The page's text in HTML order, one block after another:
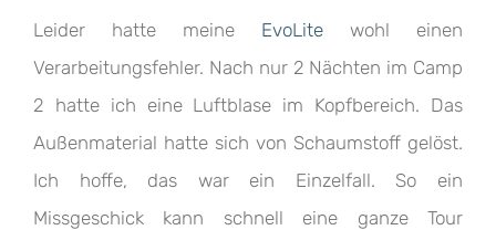
Leider hatte meine EvoLite wohl einen
Verarbeitungsfehler. Nach nur 2 Nächten im Camp
2 hatte ich eine Luftblase im Kopfbereich. Das
Außenmaterial hatte sich von Schaumstoff gelöst.
Ich hoffe, das war ein Einzelfall. So ein
Missgeschick kann schnell eine ganze Tour